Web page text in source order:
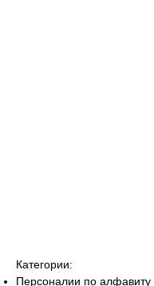
Категории:
Персоналии по алфавиту